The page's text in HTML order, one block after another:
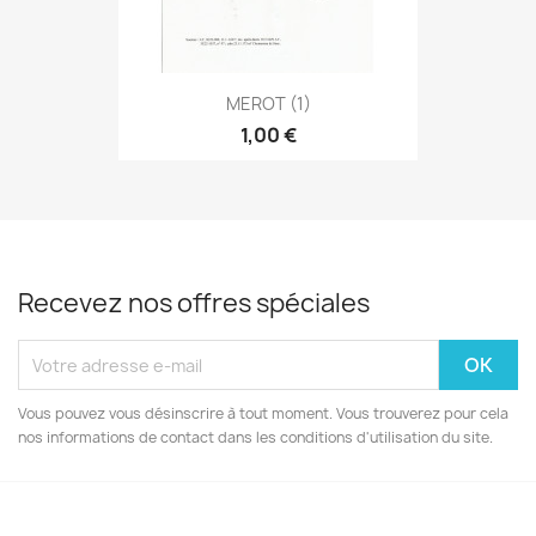
MEROT (1)
1,00 €
Recevez nos offres spéciales
Vous pouvez vous désinscrire à tout moment. Vous trouverez pour cela
nos informations de contact dans les conditions d'utilisation du site.